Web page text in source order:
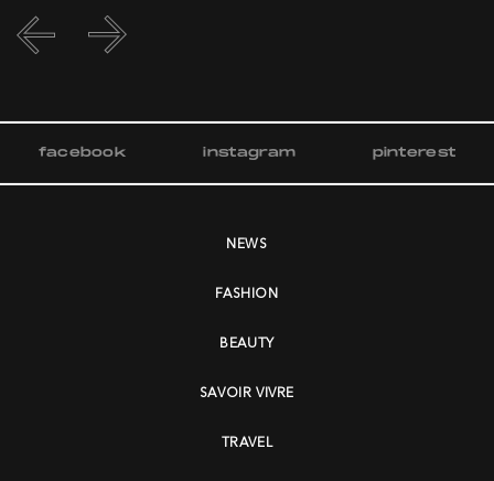
facebook instagram pinterest
NEWS
FASHION
BEAUTY
SAVOIR VIVRE
TRAVEL